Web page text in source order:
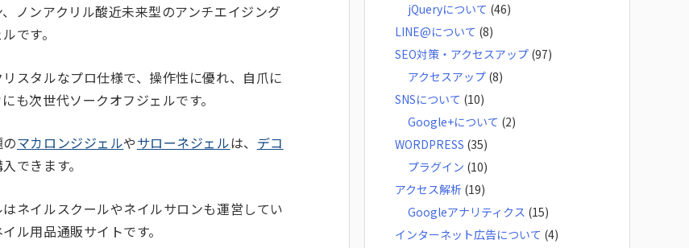
ノンアクリル酸近未来型のアンチエイジング
です。
スタルなプロ仕様で、操作性に優れ、自爪に
も次世代ソークオフジェルです。
マカロンジジェルやサローネジェルは、 デコ
できます。
ネイルスクールやネイルサロンも運営してい
ル用品通販サイトです。
jQueryについて (46)
LINE@について (8)
SEO対策・アクセスアップ (97)
アクセスアップ (8)
SNSについて (10)
Google+について (2)
WORDPRESS (35)
プラグイン (10)
アクセス解析 (19)
Googleアナリティクス (15)
インターネット広告について (4)